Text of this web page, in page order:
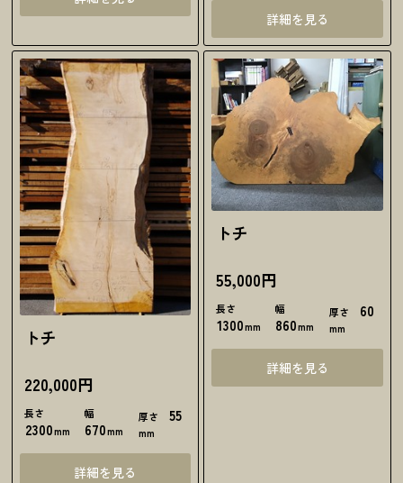
詳細を見る
トチ
220,000円
長さ
2300mm
幅
670mm
厚さ 55
mm
詳細を見る
トチ
55,000円
長さ
1300mm
幅
860mm
厚さ 60
mm
詳細を見る